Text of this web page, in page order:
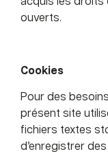
ouverts.
Cookies
Pour des
présent site
fichiers textes
d’enregistrer